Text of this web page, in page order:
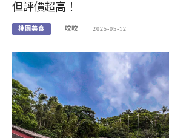
但評價超高！
桃園美食 咬咬 2025-05-12